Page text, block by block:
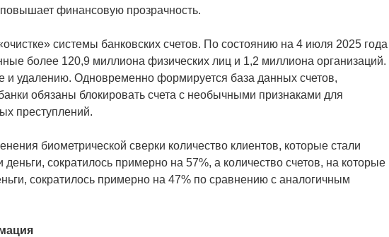
финансовую прозрачность.
системы банковских счетов. По состоянию на 4 июля 2025 года
более 120,9 миллиона физических лиц и 1,2 миллиона организаций.
и удалению. Одновременно формируется база данных счетов,
обязаны блокировать счета с необычными признаками для
преступлений.
биометрической сверки количество клиентов, которые стали
сократилось примерно на 57%, а количество счетов, на которые
сократилось примерно на 47% по сравнению с аналогичным